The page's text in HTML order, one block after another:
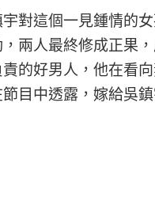
對這個一見鍾情的
兩人最終修成正果
的好男人，他在看
目中透露，嫁給吳